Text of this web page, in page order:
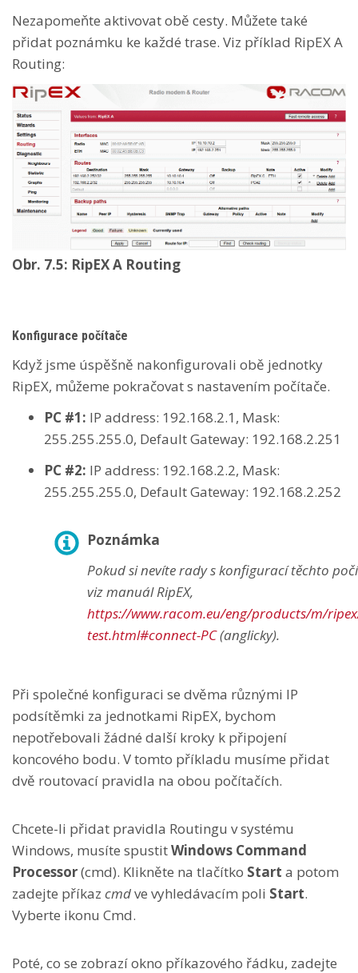
Nezapomeňte aktivovat obě cesty. Můžete také
přidat poznámku ke každé trase. Viz příklad RipEX A
Routing:
Obr. 7.5: RipEX A Routing
Konfigurace počítače
Když jsme úspěšně nakonfigurovali obě jednotky
RipEX, můžeme pokračovat s nastavením počítače.
PC #1: IP address: 192.168.2.1, Mask:
255.255.255.0, Default Gateway: 192.168.2.251
PC #2: IP address: 192.168.2.2, Mask:
255.255.255.0, Default Gateway: 192.168.2.252
Poznámka
Pokud si nevíte rady s konfigurací těchto
viz manuál RipEX,
https://www.racom.eu/eng/products/m/
test.html#connect-PC(anglicky).
Při společné konfiguraci se dvěma různými IP
podsítěmki za jednotkami RipEX, bychom
nepotřebovali žádné další kroky k připojení
koncového bodu. V tomto příkladu musíme přidat
dvě routovací pravidla na obou počítačích.
Chcete-li přidat pravidla Routingu v systému
Windows, musíte spustitWindows Command
Processor(cmd). Klikněte na tlačítko Start a potom
zadejte příkaz cmdve vyhledávacím poli Start.
Vyberte ikonu Cmd.
Poté, co se zobrazí okno příkazového řádku, zadejte